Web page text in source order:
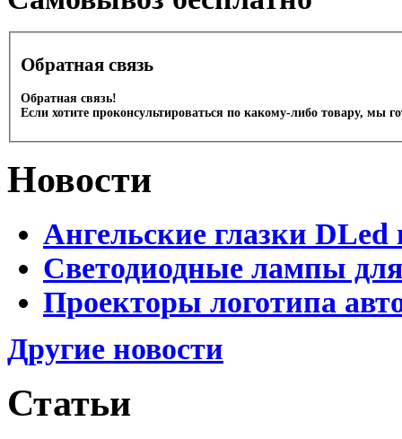
Обратная связь
Обратная связь!
Если хотите проконсультироваться по какому-либо товару, мы
Новости
Ангельские глазки DLed
Светодиодные лампы
Проекторы логотипа
Другие новости
Статьи